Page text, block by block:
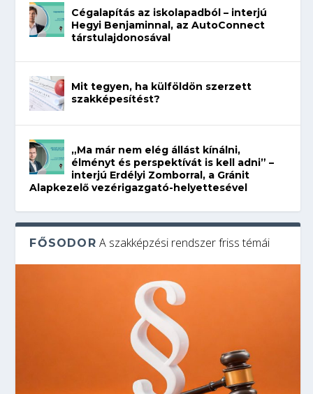
Cégalapítás az iskolapadból – interjú
Hegyi Benjaminnal, az AutoConnect
társtulajdonosával
Mit tegyen, ha külföldön szerzett
szakképesítést?
„Ma már nem elég állást kínálni,
élményt és perspektívát is kell adni” –
interjú Erdélyi Zomborral, a Gránit
Alapkezelő vezérigazgató-helyettesével
FŐSODOR A szakképzési rendszer friss témái